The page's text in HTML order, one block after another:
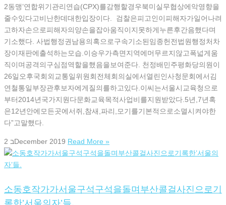
2동맹’연합위기관리연습(CPX)를감행할경우북미실무협상에악영향을
줄수있다고비난한데대한입장이다. 검찰은피고인이피해자가일어나려
고하자손으로피해자의양손을잡아움직이지못하게누른후간음했다며
기소했다. 사법행정권남용의혹으로구속기소된임종헌전법원행정처차
장이재판에출석하는모습.이승우가측면지역에머무르지않고폭넓게움
직이며공격의구심점역할을했음을보여준다. 천정배민주평화당의원이
26일오후국회외교통일위원회전체회의실에서열린인사청문회에서김
연철통일부장관후보자에게질의를하고있다.이씨는서울시교육청으로
부터2014년국가지원다문화교육목적사업비를지원받았다.5년,7년혹
은12년안에모든곳에서쥐,참새,파리,모기를기본적으로소멸시켜야한
다”고말했다.
2 בDecember 2019 Read More »
소동호작가가서울구석구석을돌며부산콜걸사진으로기